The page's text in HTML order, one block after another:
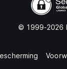
© 1999-2026